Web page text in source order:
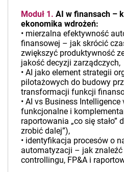
Moduł 1. AI w finansach –
ekonomika wdrożeń:
• mierzalna efektywność
finansowej – jak skrócić
zwiększyć produktywność
jakość decyzji zarządczych,
• AI jako element strategii
pilotażowych do budowy
transformacji funkcji
• AI vs Business Intelligence
funkcjonalne i
raportowania „co się stało”
zrobić dalej”),
• identyfikacja procesów o
automatyzacji – jak znaleźć
controllingu, FP&A i